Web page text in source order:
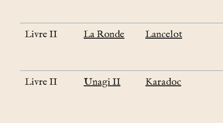
Livre II La Ronde Lancelot
Livre II Unagi II Karadoc